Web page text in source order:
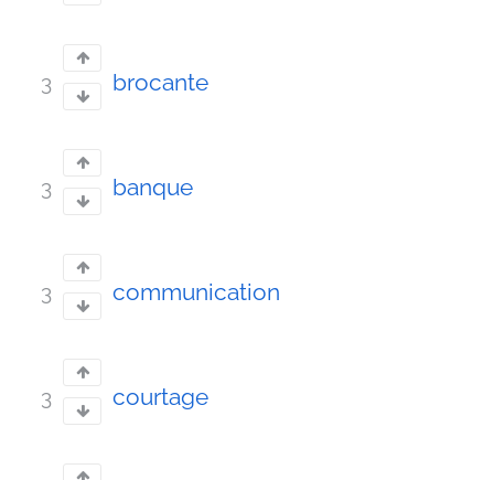
3 brocante
3 banque
3 communication
3 courtage